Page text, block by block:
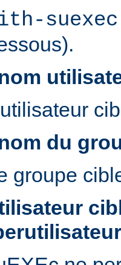
du
groupe